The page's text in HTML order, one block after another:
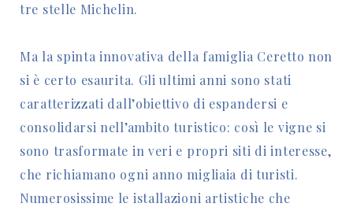
tre stelle Michelin.
Ma la spinta innovativa della famiglia Ceretto non
si è certo esaurita. Gli ultimi anni sono stati
caratterizzati dall’obiettivo di espandersi e
consolidarsi nell’ambito turistico: così le vigne si
sono trasformate in veri e propri siti di interesse,
che richiamano ogni anno migliaia di turisti.
Numerosissime le istallazioni artistiche che